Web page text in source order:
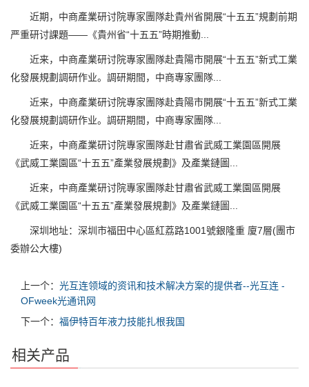
近期，中商產業研讨院專家團隊赴貴州省開展“十五五”規劃前期
严重研讨課題——《貴州省“十五五”時期推動...
近来，中商產業研讨院專家團隊赴貴陽市開展“十五五”新式工業
化發展規劃調研作业。調研期間，中商專家團隊...
近来，中商產業研讨院專家團隊赴貴陽市開展“十五五”新式工業
化發展規劃調研作业。調研期間，中商專家團隊...
近来，中商產業研讨院專家團隊赴甘肅省武威工業園區開展
《武威工業園區“十五五”產業發展規劃》及產業鏈圖...
近来，中商產業研讨院專家團隊赴甘肅省武威工業園區開展
《武威工業園區“十五五”產業發展規劃》及產業鏈圖...
深圳地址：深圳市福田中心區紅荔路1001號銀隆重 廈7層(團市
委辦公大樓)
上一个： 光互连领域的资讯和技术解决方案的提供者--光互连 -
OFweek光通讯网
下一个： 福伊特百年液力技能扎根我国
相关产品